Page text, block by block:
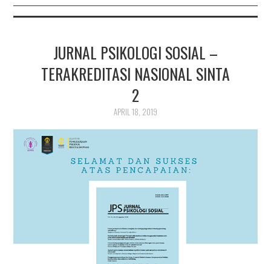
JURNAL PSIKOLOGI SOSIAL –
TERAKREDITASI NASIONAL SINTA
2
APRIL 18, 2019